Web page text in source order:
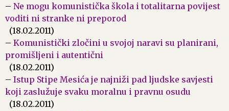
– Ne mogu komunistička škola i totalitarna povijest
voditi ni stranke ni preporod
(18.02.2011)
– Komunistički zločini u svojoj naravi su planirani,
promišljeni i autentični
(18.02.2011)
– Istup Stipe Mesića je najniži pad ljudske savjesti
koji zaslužuje svaku moralnu i pravnu osudu
(18.02.2011)